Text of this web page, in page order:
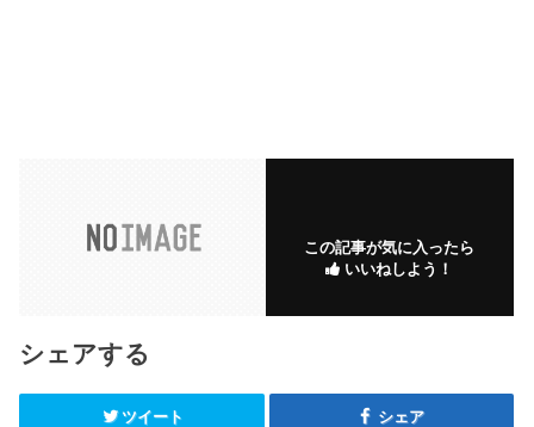
この記事が気に入ったら
いいねしよう！
シェアする
ツイート シェア